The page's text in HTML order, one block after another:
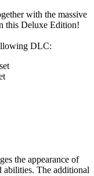
with the massive
this Deluxe Edition!
DLC:
the appearance of
abilities. The additional